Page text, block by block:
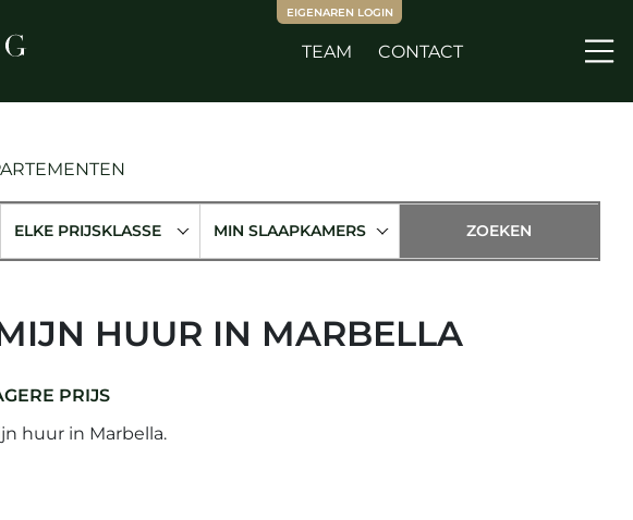
TEAM CONTACT
EIGENAREN LOGIN
ELKE PRIJSKLASSE MIN SLAAPKAMERS
HUUR IN MARBELLA
PRIJS
huur in Marbella.